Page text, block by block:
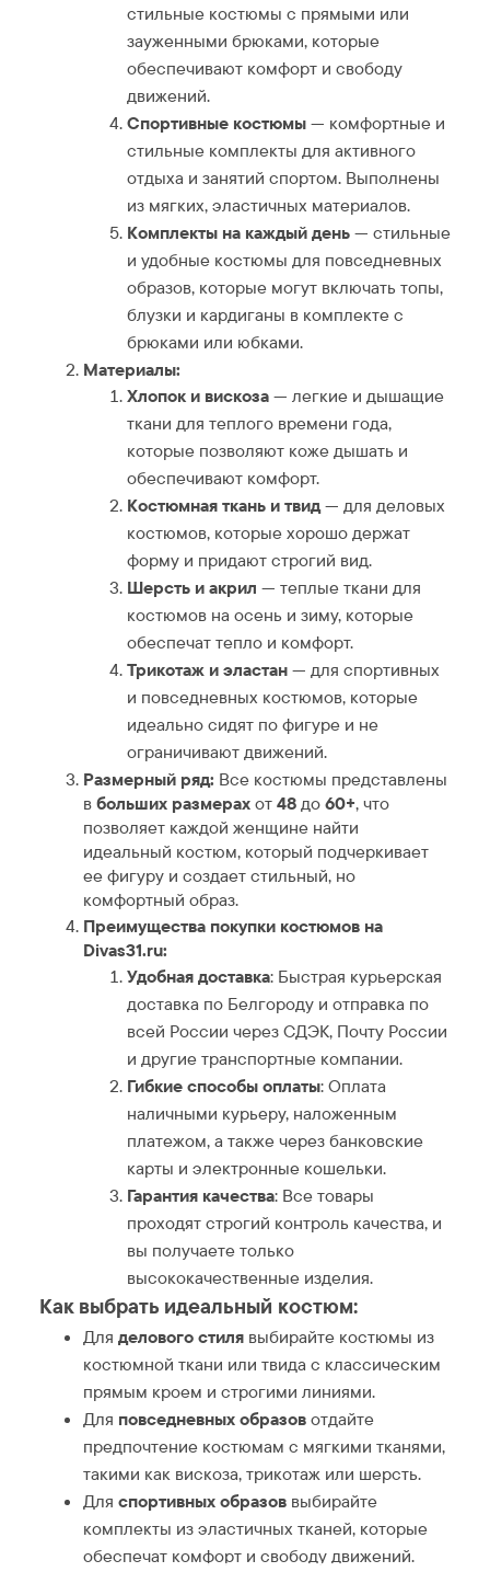
стильные костюмы с прямыми или
зауженными брюками, которые
обеспечивают комфорт и свободу
движений.
Спортивные костюмы— комфортные и
стильные комплекты для активного
отдыха и занятий спортом. Выполнены
из мягких, эластичных материалов.
Комплекты на каждый день— стильные
и удобные костюмы для повседневных
образов, которые могут включать топы,
блузки и кардиганы в комплекте с
брюками или юбками.
Материалы:
Хлопок и вискоза— легкие и дышащие
ткани для теплого времени года,
которые позволяют коже дышать и
обеспечивают комфорт.
Костюмная ткань и твид— для деловых
костюмов, которые хорошо держат
форму и придают строгий вид.
Шерсть и акрил — теплые ткани для
костюмов на осень и зиму, которые
обеспечат тепло и комфорт.
Трикотаж и эластан— для спортивных
и повседневных костюмов, которые
идеально сидят по фигуре и не
ограничивают движений.
Размерный ряд: Все костюмы представлены
вбольших размерахот48до60+, что
позволяет каждой женщине найти
идеальный костюм, который подчеркивает
ее фигуру и создает стильный, но
комфортный образ.
Преимущества покупки костюмов на
Divas31.ru:
Удобная доставка: Быстрая курьерская
доставка по Белгороду и отправка по
всей России через СДЭК, Почту России
и другие транспортные компании.
Гибкие способы оплаты: Оплата
наличными курьеру, наложенным
платежом, а также через банковские
карты и электронные кошельки.
Гарантия качества: Все товары
проходят строгий контроль качества, и
вы получаете только
высококачественные изделия.
Как выбрать идеальный костюм:
Для делового стиля выбирайте костюмы из
костюмной ткани или твида с классическим
прямым кроем и строгими линиями.
Для повседневных образовотдайте
предпочтение костюмам с мягкими тканями,
такими как вискоза, трикотаж или шерсть.
Для спортивных образов выбирайте
комплекты из эластичных тканей, которые
обеспечат комфорт и свободу движений.